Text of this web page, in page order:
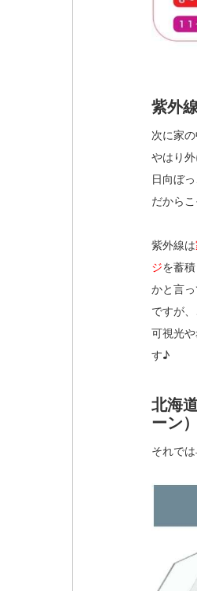
紫外
次に家
やはり
日向ぼ
だから
紫外線は
ジを蓄積
かと言
ですが
可視光
す♪
北海
ーン
それでは